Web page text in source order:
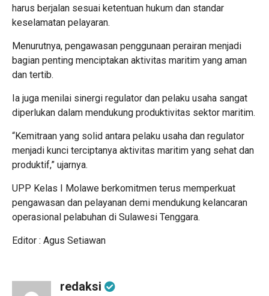
harus berjalan sesuai ketentuan hukum dan standar
keselamatan pelayaran.
Menurutnya, pengawasan penggunaan perairan menjadi
bagian penting menciptakan aktivitas maritim yang aman
dan tertib.
Ia juga menilai sinergi regulator dan pelaku usaha sangat
diperlukan dalam mendukung produktivitas sektor maritim.
“Kemitraan yang solid antara pelaku usaha dan regulator
menjadi kunci terciptanya aktivitas maritim yang sehat dan
produktif,” ujarnya.
UPP Kelas I Molawe berkomitmen terus memperkuat
pengawasan dan pelayanan demi mendukung kelancaran
operasional pelabuhan di Sulawesi Tenggara.
Editor : Agus Setiawan
redaksi